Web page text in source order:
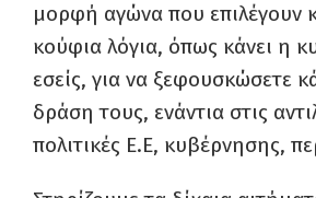
μορφή αγώνα που επιλέγουν
κούφια λόγια, όπως κάνει η
εσείς, για να ξεφουσκώσετε
δράση τους, ενάντια στις
πολιτικές Ε.Ε, κυβέρνησης,